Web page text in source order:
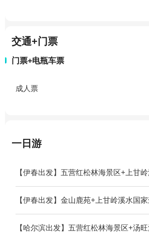
交通+门票
门票+电瓶车票
成人票
一日游
【伊春出发】五营红松林海景区+上甘
【伊春出发】金山鹿苑+上甘岭溪水国
【哈尔滨出发】五营红松林海景区+汤